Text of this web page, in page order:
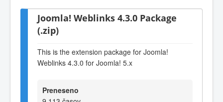
Joomla! Weblinks 4.3.0 Package
(.zip)
This is the extension package for Joomla!
Weblinks 4.3.0 for Joomla! 5.x
Preneseno